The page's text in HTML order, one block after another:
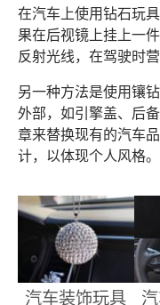
在汽车上使用钻石玩
果在后视镜上挂上一
反射光线，在驾驶时
另一种方法是使用镶
外部，如引擎盖、后
章来替换现有的汽车
计，以体现个人风格。
汽车装饰玩具